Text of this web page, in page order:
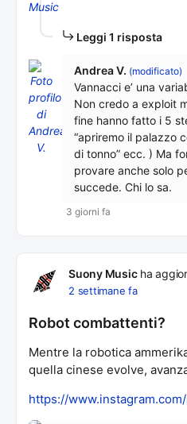
Leggi 1 risposta
Andrea V. (modificato)
Vannacci e’ una
Non credo a exploit
fine hanno fatto i 5
“apriremo il palazzo
di tonno” ecc. ) Ma
provare anche solo
succede. Chi lo sa.
3 giorni fa
Suony Musicha
2 settimane fa
Robot combattenti?
Mentre la robotica
quella cinese evolve,
https://